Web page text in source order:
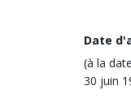
Date
(à la
30 juin